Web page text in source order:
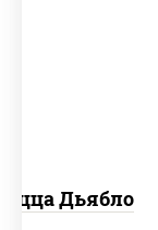
Пицца Дьябло